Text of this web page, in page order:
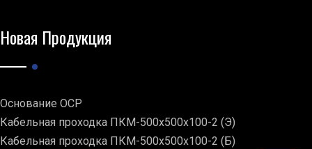
Новая Продукция
Основание ОСР
Кабельная проходка ПКМ-500х500х100-2 (Э)
Кабельная проходка ПКМ-500х500х100-2 (Б)